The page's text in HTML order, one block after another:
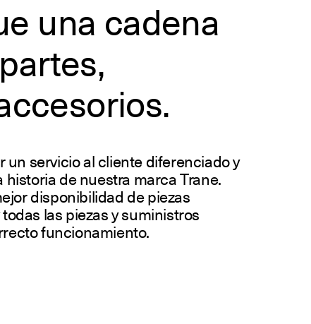
una cadena
un servicio al cliente diferenciado y
de nuestra marca Trane.
disponibilidad de piezas
las piezas y suministros
funcionamiento.